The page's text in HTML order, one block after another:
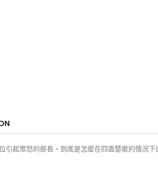
起眾怒的部長，到底是怎麼在四面楚歌的情況